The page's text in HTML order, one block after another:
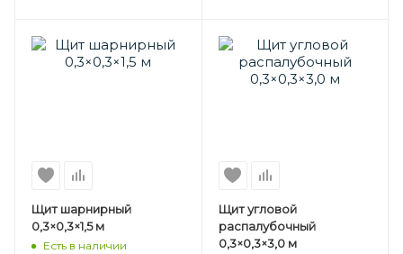
Щит шарнирный
0,3×0,3×1,5 м
Есть в наличии
Щит угловой
распалубочный
0,3×0,3×3,0 м